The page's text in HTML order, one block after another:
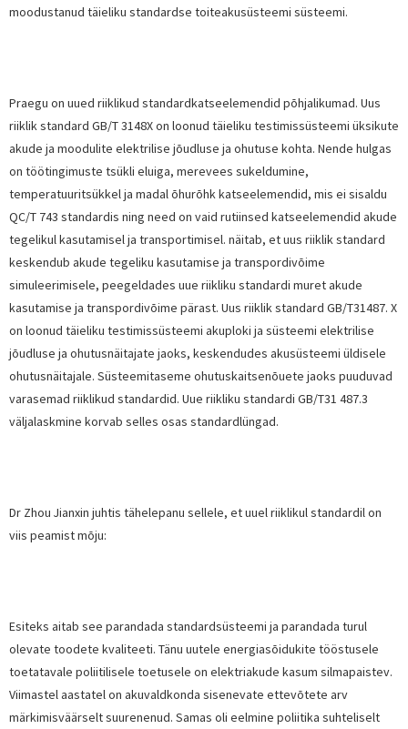
moodustanud täieliku standardse toiteakusüsteemi süsteemi.
Praegu on uued riiklikud standardkatseelemendid põhjalikumad. Uus
riiklik standard GB/T 3148X on loonud täieliku testimissüsteemi üksikute
akude ja moodulite elektrilise jõudluse ja ohutuse kohta. Nende hulgas
on töötingimuste tsükli eluiga, merevees sukeldumine,
temperatuuritsükkel ja madal õhurõhk katseelemendid, mis ei sisaldu
QC/T 743 standardis ning need on vaid rutiinsed katseelemendid akude
tegelikul kasutamisel ja transportimisel. näitab, et uus riiklik standard
keskendub akude tegeliku kasutamise ja transpordivõime
simuleerimisele, peegeldades uue riikliku standardi muret akude
kasutamise ja transpordivõime pärast. Uus riiklik standard GB/T31487. X
on loonud täieliku testimissüsteemi akuploki ja süsteemi elektrilise
jõudluse ja ohutusnäitajate jaoks, keskendudes akusüsteemi üldisele
ohutusnäitajale. Süsteemitaseme ohutuskaitsenõuete jaoks puuduvad
varasemad riiklikud standardid. Uue riikliku standardi GB/T31 487.3
väljalaskmine korvab selles osas standardlüngad.
Dr Zhou Jianxin juhtis tähelepanu sellele, et uuel riiklikul standardil on
viis peamist mõju:
Esiteks aitab see parandada standardsüsteemi ja parandada turul
olevate toodete kvaliteeti. Tänu uutele energiasõidukite tööstusele
toetatavale poliitilisele toetusele on elektriakude kasum silmapaistev.
Viimastel aastatel on akuvaldkonda sisenevate ettevõtete arv
märkimisväärselt suurenenud. Samas oli eelmine poliitika suhteliselt